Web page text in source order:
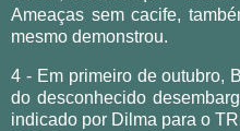
Ameaças sem cacife,
mesmo demonstrou.
4 - Em primeiro de outubro,
do desconhecido
indicado por Dilma para o